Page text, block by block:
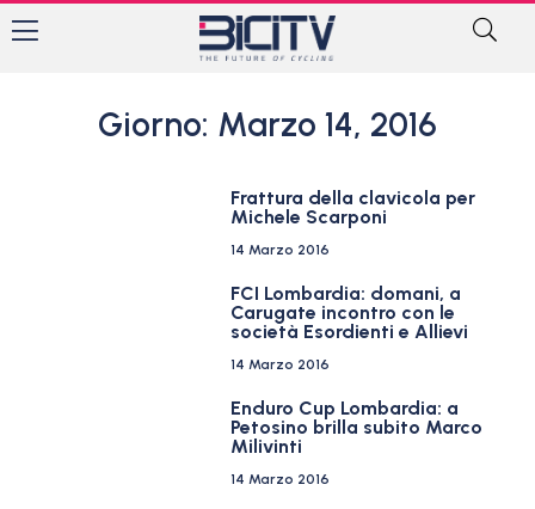
Giorno: Marzo 14, 2016
Frattura della clavicola per
Michele Scarponi
14 Marzo 2016
FCI Lombardia: domani, a
Carugate incontro con le
società Esordienti e Allievi
14 Marzo 2016
Enduro Cup Lombardia: a
Petosino brilla subito Marco
Milivinti
14 Marzo 2016